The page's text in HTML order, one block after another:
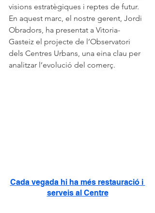
visions estratègiques i reptes de futur.
En aquest marc, el nostre gerent, Jordi
Obradors, ha presentat a Vitoria-
Gasteiz el projecte de l’Observatori
dels Centres Urbans, una eina clau per
analitzar l’evolució del comerç.
Cada vegada hi ha més restauració i
serveis al Centre